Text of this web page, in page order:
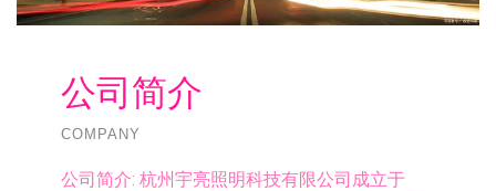
公司简介
COMPANY
公司简介: 杭州宇亮照明科技有限公司成立于